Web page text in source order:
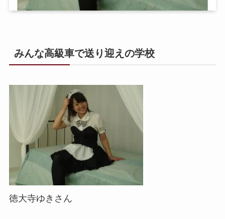
みんな高級車で送り迎えの学校
徳大寺ゆきさん